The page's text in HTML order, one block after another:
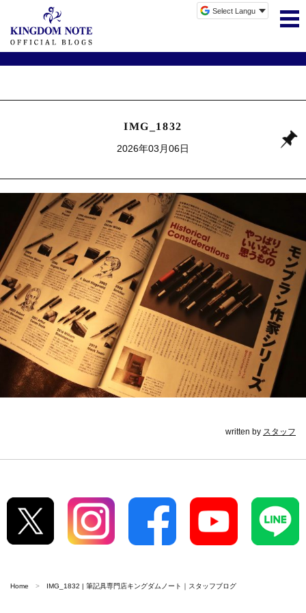
IMG_1832
2026年03月06日
written by スタッフ
Home IMG_1832 | 筆記具専門店キングダムノート｜スタッフブログ